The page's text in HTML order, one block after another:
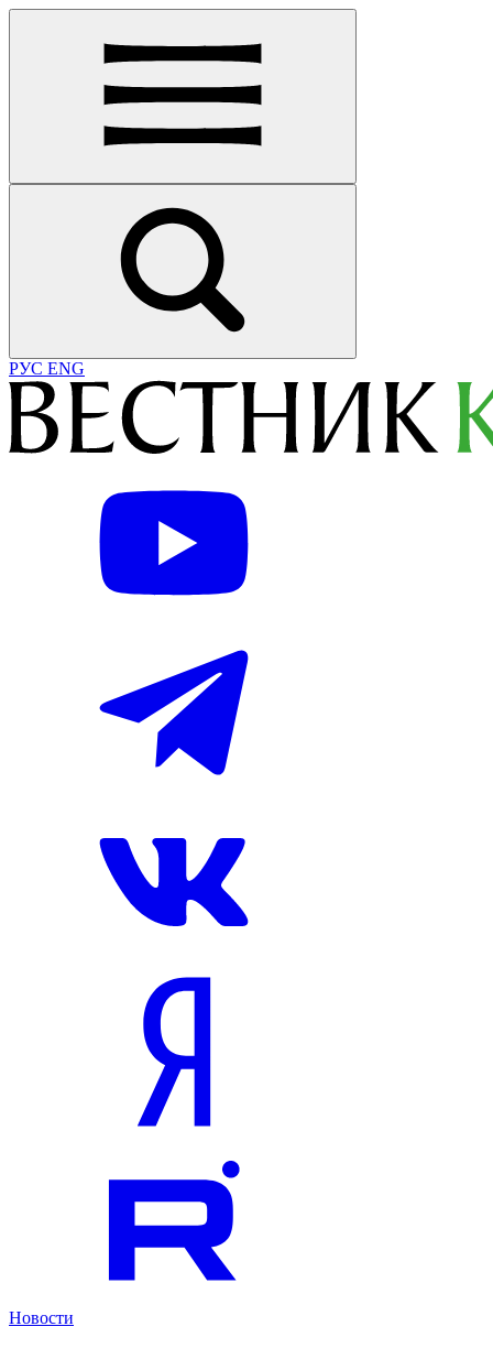
РУС ENG
Новости